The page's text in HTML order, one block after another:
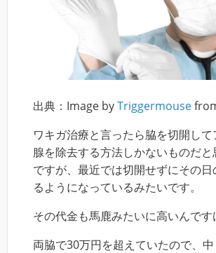
出典：Image byTriggermouse
ワキガ治療と言ったら脇を切開し
腺を除去する方法しかないものだ
ですが、最近では切開せずにその
るようになっているみたいです。
その代金も馬鹿みたいに高いんです
両脇で30万円を超えていたので、